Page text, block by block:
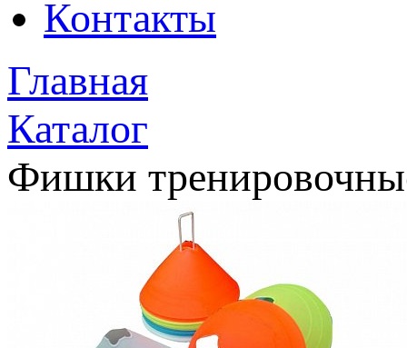
Контакты
Главная
Каталог
Фишки